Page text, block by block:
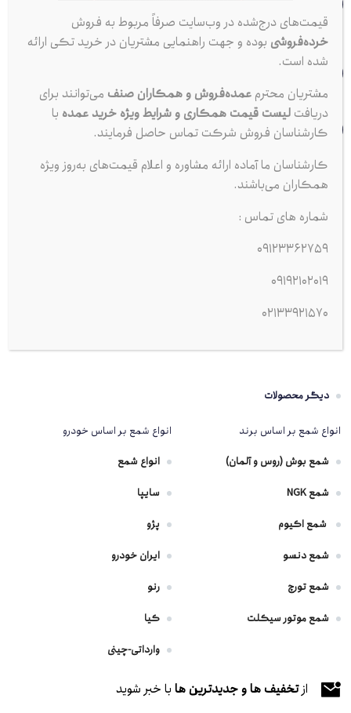
3362759
تلفن ثابت
تهران، مترو ملت، خیابان ملت، نرسیده به خیابان جمهوری،
انتهای کوچه قدیم نوائی
مجموعه کبیر پخش از سال 1383
این مجموعه با هدف تأمین سریع، بی‌واسطه و مطمئن محصولات پرمصرف
خودرو، همچونشمع موتور، ضد یخ، اکتان بوستر، روغن ترمز و سایر
افزودنی‌های تخصصی خودرو
تأمین می‌کند.
دیگر محصولات
انواع شمع بر اساس برند
شمع بوش (روس و آلمان)
شمع NGK
شمع اکیوم
شمع دنسو
شمع تورچ
شمع موتور سیکلت
انواع شمع بر اساس خودرو
انواع شمع
سایپا
پژو
ایران خودرو
رنو
کیا
وارداتی-چینی
ازتخفیف ها و جدیدترین ها با خبر شوید
قیمت‌های درج‌شده در وب‌سایت صرفاً مربوط به فروش
خرده‌فروشی بوده و جهت راهنمایی مشتریان در خرید تکی ارائه
شده است.
مشتریان محترمعمده‌فروش و همکاران صنف می‌توانند برای
دریافتلیست قیمت همکاری و شرایط ویژه خرید عمده با
کارشناسان فروش شرکت تماس حاصل فرمایند.
کارشناسان ما آماده ارائه مشاوره و اعلام قیمت‌های به‌روز ویژه
همکاران می‌باشند.
شماره های تماس :
09123362759
09192102019
02133921570